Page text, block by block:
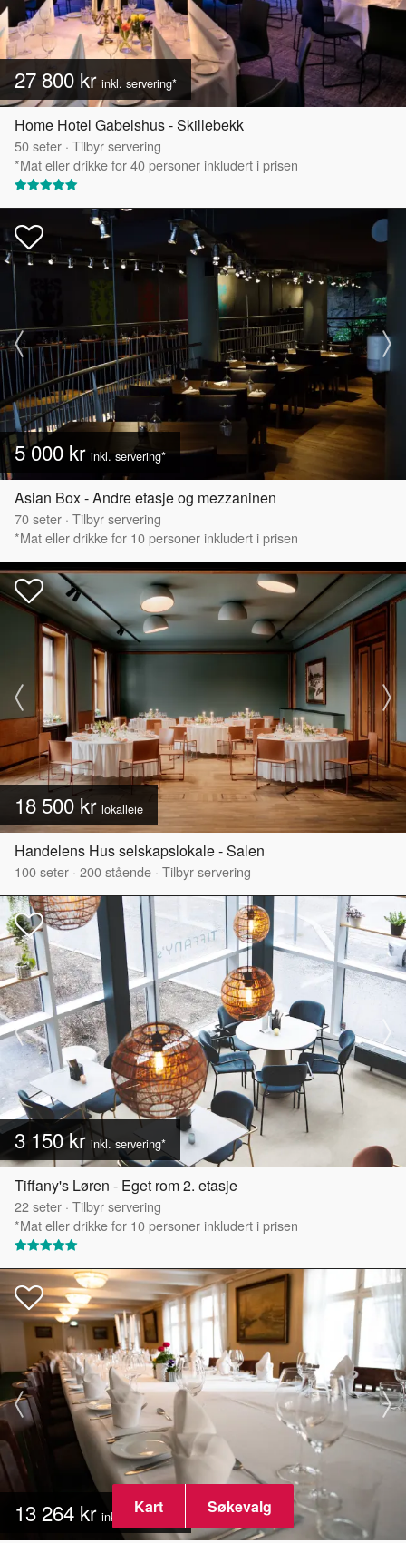
27 800 kr inkl. servering*
Home Hotel Gabelshus - Skillebekk
50seter · Tilbyr servering
*Mat eller drikke for 40 personer inkludert i prisen
5 000 kr inkl. servering*
Asian Box - Andre etasje og mezzaninen
70seter · Tilbyr servering
*Mat eller drikke for 10 personer inkludert i prisen
18 500 kr lokalleie
Handelens Hus selskapslokale - Salen
100seter · 200stående · Tilbyr servering
3 150 krinkl. servering*
Tiffany's Løren - Eget rom 2. etasje
22seter · Tilbyr servering
*Mat eller drikke for 10 personer inkludert i prisen
13 264 kr inkl. servering*
Kart Søkevalg